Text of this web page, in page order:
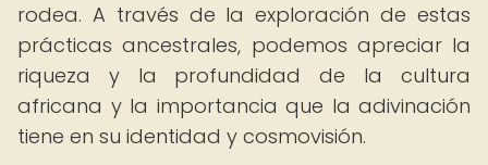
rodea. A través de la exploración de estas
prácticas ancestrales, podemos apreciar la
riqueza y la profundidad de la cultura
africana y la importancia que la adivinación
tiene en su identidad y cosmovisión.